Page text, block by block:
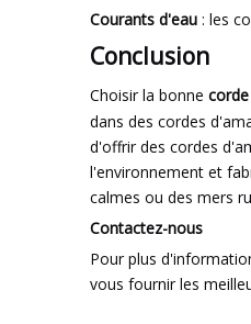
Courants d'eau : les
Conclusion
Choisir la bonne
dans des cordes
d'offrir des cordes
l'environnement et
calmes ou des mers
Contactez-nous
Pour plus
vous fournir les